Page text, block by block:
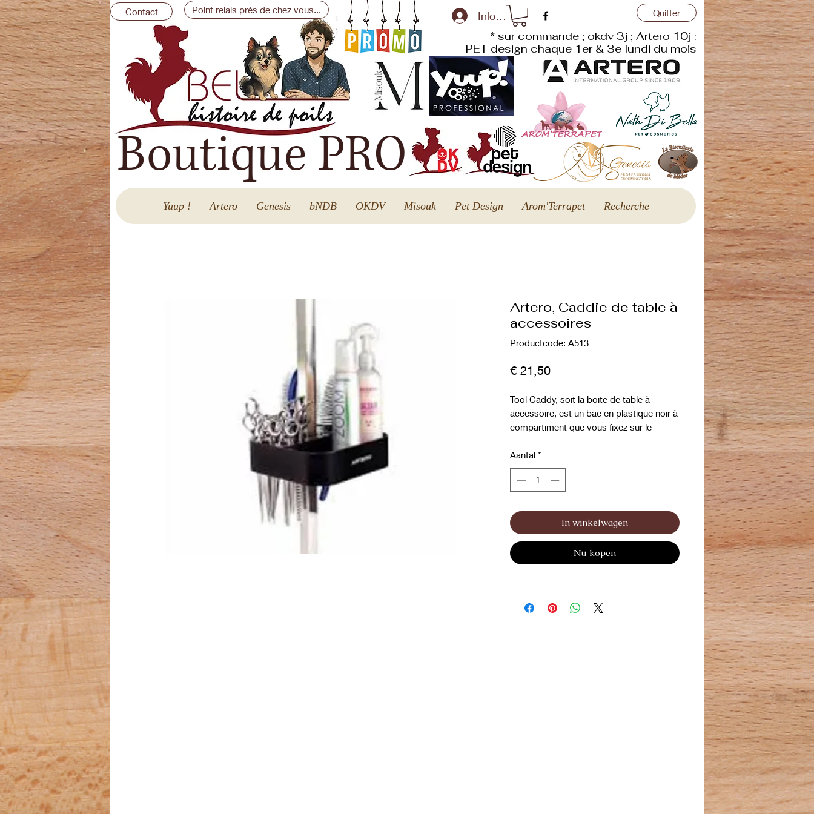
Contact Point relais près de chez vous... Inloggen
Boutique PRO
Quitter
* sur commande ; okdv 3j ; Artero 10j :
PET design chaque 1er & 3e lundi du mois
Yuup ! Artero Genesis bNDB OKDV Misouk Pet Design Arom'Terrapet Recherche
Artero, Caddie de table à
accessoires
Productcode: A513
€ 21,50Prijs
Tool Caddy, soit la boite de table à
accessoire, est un bac en plastique noir à
compartiment que vous fixez sur le
Artero. Composé de différents espace
pour ranger vos ciseaux, peignes,
brosses, sprays....
Aantal *
In winkelwagen
Nu kopen